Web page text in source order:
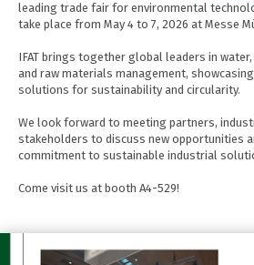
leading trade fair for environmental
take place from May 4 to 7, 2026 at Messe
IFAT brings together global leaders in
and raw materials management,
solutions for sustainability and circularity.
We look forward to meeting partners,
stakeholders to discuss new opportunities
commitment to sustainable industrial
Come visit us at booth A4-529!